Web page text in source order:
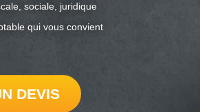
sociale, juridique
qui vous convient
DEVIS